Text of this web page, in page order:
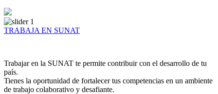
TRABAJA EN SUNAT
Trabajar en la SUNAT te permite contribuir con el desarrollo de tu
país.
Tienes la oportunidad de fortalecer tus competencias en un ambiente
de trabajo colaborativo y desafiante.